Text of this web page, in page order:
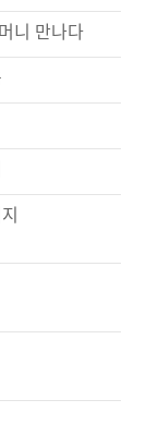
니 만나다